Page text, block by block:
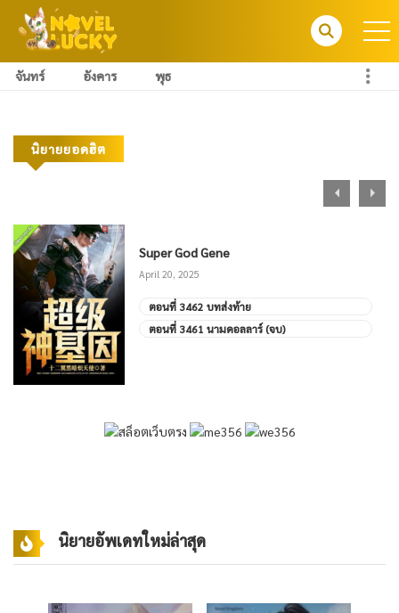
จันทร์ อังคาร พุธ
นิยายยอดฮิต
Super God Gene
April 20, 2025
ตอนที่ 3462 บทส่งท้าย
ตอนที่ 3461 นามดอลลาร์ (จบ)
นิยายอัพเดทใหม่ล่าสุด